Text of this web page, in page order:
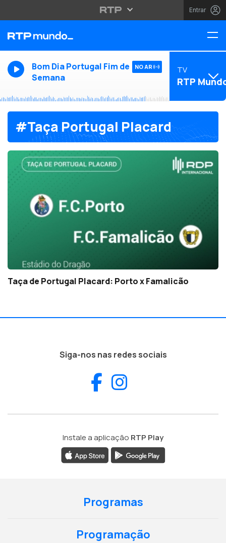
Entrar
Bom Dia Portugal Fim de
Semana
NO AR TV
RTP
#Taça Portugal Placard
Taça de Portugal Placard: Porto x Famalicão
Siga-nos nas redes sociais
Facebook
Instale a aplicação RTP Play
Programas
Programação